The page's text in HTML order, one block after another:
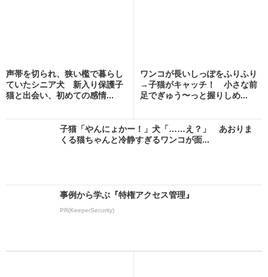
声帯を切られ、狭い檻で暮らし
ていたシニア犬 新入り保護子
猫と出会い、初めての感情...
ワンコが長いしっぽをふりふり
→子猫がキャッチ！ 小さな前
足でぎゅう〜っと握りしめ...
子猫「やんにょかー！」犬「……え？」 あおりま
くる猫ちゃんと冷静すぎるワンコが面...
事例から学ぶ『特権アクセス管理』
PR(KeeperSecurity)